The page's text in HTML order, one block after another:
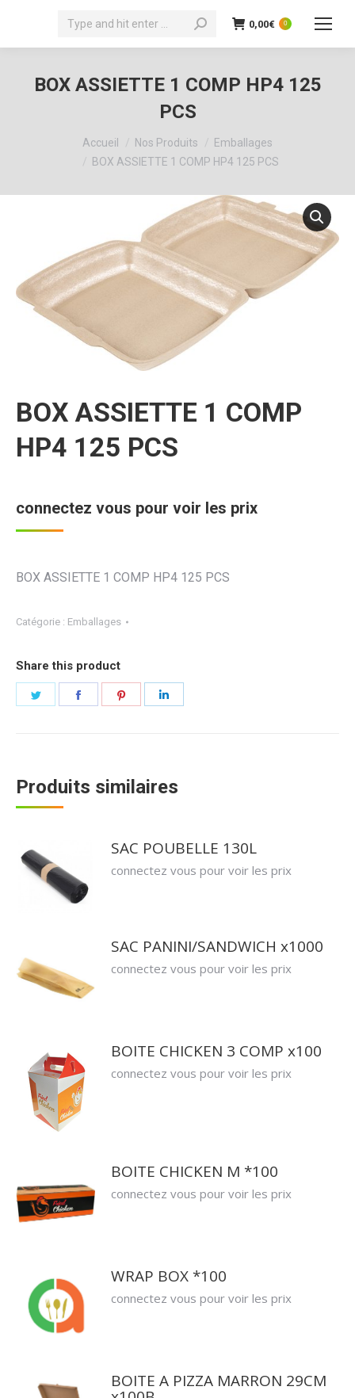
Recherche
0,00€ 0
BOX ASSIETTE 1 COMP HP4 125
PCS
Vous êtes ici :Accueil Nos Produits
Emballages
BOX ASSIETTE 1 COMP HP4 125 PCS
BOX ASSIETTE 1 COMP
HP4 125 PCS
connectez vous pour voir les prix
BOX ASSIETTE 1 COMP HP4 125 PCS
Catégorie : Emballages
Share this product
Partager
Partager Partager
Produits similaires
SAC POUBELLE 130L
connectez vous pour voir les prix
SAC PANINI/SANDWICH x1000
connectez vous pour voir les prix
BOITE CHICKEN 3 COMP x100
connectez vous pour voir les prix
BOITE CHICKEN M *100
connectez vous pour voir les prix
WRAP BOX *100
connectez vous pour voir les prix
BOITE A PIZZA MARRON 29CM